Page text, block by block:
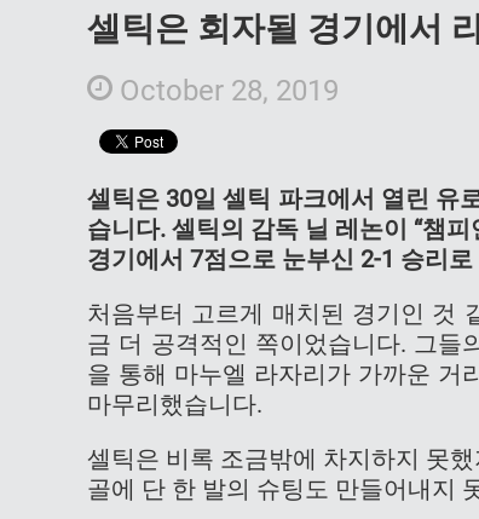
셀틱은 회자될 경기에서
October 28, 2019
셀틱은 30일 셀틱 파크에서 열린 유
습니다. 셀틱의 감독 닐 레논이 “챔
경기에서 7점으로 눈부신 2-1 승리
처음부터 고르게 매치된 경기인 것
금 더 공격적인 쪽이었습니다. 그들
을 통해 마누엘 라자리가 가까운 거
마무리했습니다.
셀틱은 비록 조금밖에 차지하지 못
골에 단 한 발의 슈팅도 만들어내지